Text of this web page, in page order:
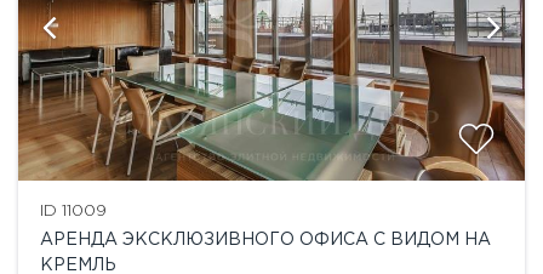
ID 11009
АРЕНДА ЭКСКЛЮЗИВНОГО ОФИСА С ВИДОМ НА
КРЕМЛЬ